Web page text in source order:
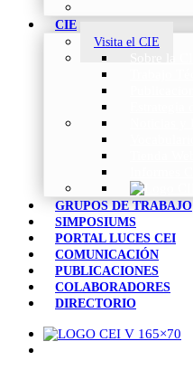
CIE
Visita el CIE
GRUPOS DE TRABAJO
SIMPOSIUMS
PORTAL LUCES CEI
COMUNICACIÓN
PUBLICACIONES
COLABORADORES
DIRECTORIO